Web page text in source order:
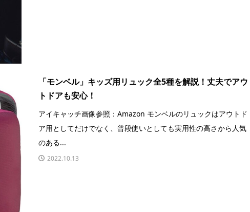
「モンベル」キッズ用リュック全5種を解説！丈夫でアウ
トドアも安心！
アイキャッチ画像参照：Amazon モンベルのリュックはアウトド
ア用としてだけでなく、普段使いとしても実用性の高さから人気
のある...
2022.10.13